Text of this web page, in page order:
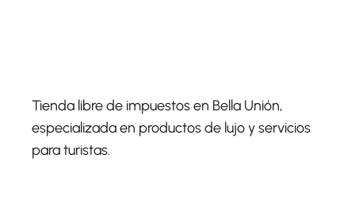
Tienda libre de impuestos en Bella Unión,
especializada en productos de lujo y servicios
para turistas.